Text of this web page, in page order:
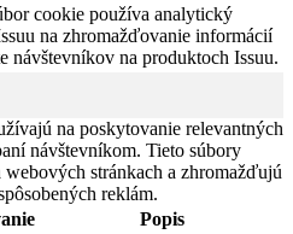
cookie používa analytický
na zhromažďovanie informácií
návštevníkov na produktoch Issuu.
na poskytovanie relevantných
návštevníkom. Tieto súbory
stránkach a zhromažďujú
reklám.
Popis